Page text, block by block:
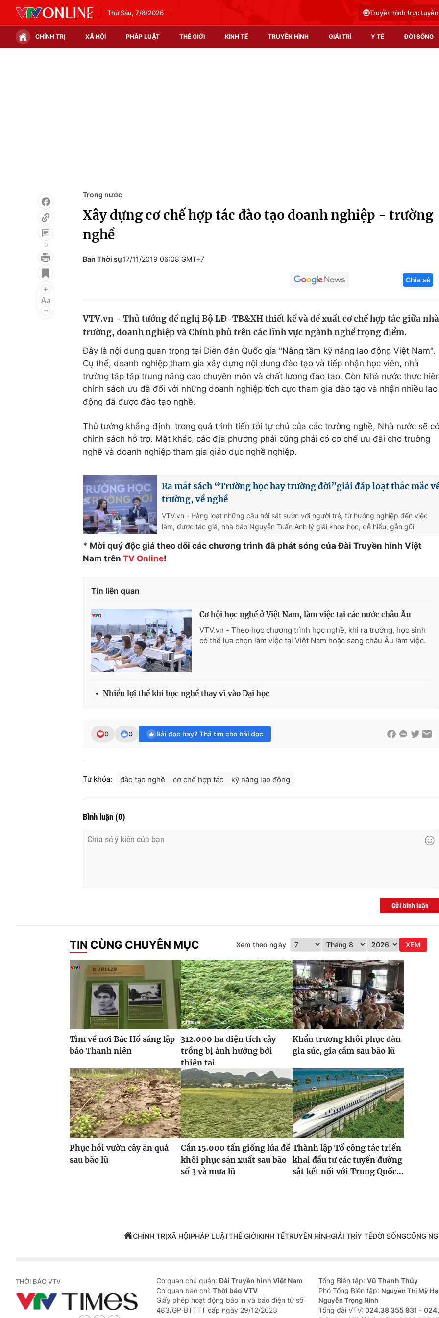
Thứ Sáu, 7/8/2026 Truyền hình trực tuyến
CHÍNH TRỊ XÃ HỘI PHÁP LUẬT THẾ GIỚI KINH TẾ TRUYỀN HÌNH GIẢI TRÍ Y TẾ ĐỜI SỐNG
Infographic
Điện ảnh
Âm nhạc
Chất lượng cuộc sống
Tuyển sinh
Hitech Công
Thị trường
0
Trong nước
Xây dựng cơ chế hợp tác đào tạo doanh nghiệp - trường
nghề
Ban Thời sự17/11/2019 06:08 GMT+7
Chia sẻ
VTV.vn - Thủ tướng đề nghị Bộ LĐ-TB&XH thiết kế và đề xuất cơ chế hợp tác giữa nhà
trường, doanh nghiệp và Chính phủ trên các lĩnh vực ngành nghề trọng điểm.
Đây là nội dung quan trọng tại Diễn đàn Quốc gia "Nâng tầm kỹ năng lao động Việt Nam".
Cụ thể, doanh nghiệp tham gia xây dựng nội dung đào tạo và tiếp nhận học viên, nhà
trường tập tập trung nâng cao chuyên môn và chất lượng đào tạo. Còn Nhà nước thực
chính sách ưu đã đối với những doanh nghiệp tích cực tham gia đào tạo và nhận nhiều lao
động đã được đào tạo nghề.
Thủ tướng khẳng định, trong quá trình tiến tới tự chủ của các trường nghề, Nhà nước sẽ có
chính sách hỗ trợ. Mặt khác, các địa phương phải cũng phải có cơ chế ưu đãi cho trường
nghề và doanh nghiệp tham gia giáo dục nghề nghiệp.
Ra mắt sách “Trường học hay trường đời”giải đáp loạt thắc mắc
trường, về nghề
VTV.vn - Hàng loạt những câu hỏi sát sườn với người trẻ, từ hướng nghiệp đến việc
làm, được tác giả, nhà báo Nguyễn Tuấn Anh lý giải khoa học, dễ hiểu, gẫn gũi.
* Mời quý độc giả theo dõi các chương trình đã phát sóng của Đài Truyền hình Việt
Nam trên TV Online!
Tin liên quan
Cơ hội học nghề ở Việt Nam, làm việc tại các nước châu Âu
VTV.vn - Theo học chương trình học nghề, khi ra trường, học sinh
có thể lựa chọn làm việc tại Việt Nam hoặc sang châu Âu làm việc.
Nhiều lợi thế khi học nghề thay vì vào Đại học
0 0 Bài đọc hay? Thả tim cho bài đọc
Từ khóa: đào tạo nghề cơ chế hợp tác kỹ năng lao động
Bình luận (0)
Gửi bình luận
TIN CÙNG CHUYÊN MỤC Xem theo ngày XEM
Tìm về nơi Bác Hồ sáng lập
báo Thanh niên
312.000 ha diện tích cây
trồng bị ảnh hưởng bởi
thiên tai
Khẩn trương khôi phục đàn
gia súc, gia cầm sau bão lũ
Phục hồi vườn cây ăn quả
sau bão lũ
Cần 15.000 tấn giống lúa để
khôi phục sản xuất sau bão
số 3 và mưa lũ
Thành lập Tổ công tác triển
khai đầu tư các tuyến đường
sắt kết nối với Trung Quốc...
CHÍNH TRỊXÃ HỘIPHÁP LUẬTTHẾ GIỚIKINH TẾTRUYỀN HÌNHGIẢI TRÍY TẾĐỜI SỐNGCÔNG
THỜI BÁO VTV Cơ quan chủ quản:Đài Truyền hình Việt Nam
Cơ quan báo chí: Thời báo VTV
Giấy phép hoạt động báo in và báo điện tử số
483/GP-BTTTT cấp ngày 29/12/2023
Tổng Biên tập: Vũ Thanh Thủy
Phó Tổng Biên tập: Nguyễn Thị Mỹ
Nguyễn Trọng Ninh
Tổng đài VTV: 024.38 355 931 -